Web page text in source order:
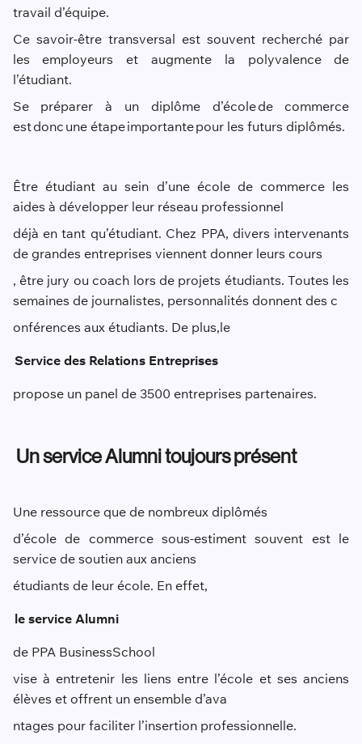
travail d’équipe.
Ce savoir-être transversal est souvent recherché par
les employeurs et augmente la polyvalence de
l’étudiant.
Se préparer à un diplôme d’école de commerce
est donc une étape importante pour les futurs diplômés.
Être étudiant au sein d’une école de commerce les
aides à développer leur réseau professionnel
déjà en tant qu’étudiant. Chez PPA, divers intervenants
de grandes entreprises viennent donner leurs cours
, être jury ou coach lors de projets étudiants. Toutes les
semaines de journalistes, personnalités donnent des c
onférences aux étudiants. De plus,le
Service des Relations Entreprises
propose un panel de 3500 entreprises partenaires.
Un service Alumni toujours présent
Une ressource que de nombreux diplômés
d’école de commerce sous-estiment souvent est le
service de soutien aux anciens
étudiants de leur école. En effet,
le service Alumni
de PPA BusinessSchool
vise à entretenir les liens entre l’école et ses anciens
élèves et offrent un ensemble d’ava
ntages pour faciliter l’insertion professionnelle.